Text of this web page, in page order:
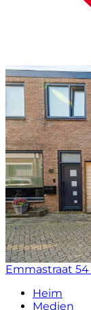
Emmastraat 54
Heim
Medien